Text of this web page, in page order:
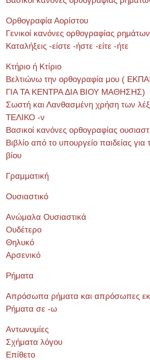
Ορθογραφία Αορίστου
Γενικοί κανόνες ορθογραφίας ρημάτων
Καταλήξεις -είστε -ήστε -είτε -ήτε
Κτήριο ή Κτίριο
Βελτιώνω την ορθογραφία μου (
ΓΙΑ ΤΑ ΚΕΝΤΡΑ ΔΙΑ ΒΙΟΥ ΜΑΘΗΣΗΣ)
Σωστή και Λανθασμένη χρήση των
ΤΕΛΙΚΟ -ν
Βασικοί κανόνες ορθογραφίας
Βιβλίο από το υπουργείο παιδείας για
βίου
Γραμματική
Ουσιαστικό
Ανώμαλα Ουσιαστικά
Ουδέτερο
Θηλυκό
Αρσενικό
Ρήματα
Απρόσωπα ρήματα και απρόσωπες
Ρήματα σε -ω
Αντωνυμίες
Σχήματα λόγου
Επίθετο